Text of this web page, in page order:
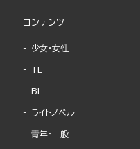
コンテンツ
少女・女性
TL
BL
ライトノベル
青年・一般